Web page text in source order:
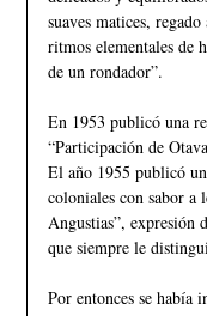
suaves matices,
ritmos elementales de
de un rondador”.
En 1953 publicó una
“Participación de
El año 1955 publicó
coloniales con sabor a
Angustias”, expresión
que siempre le
Por entonces se